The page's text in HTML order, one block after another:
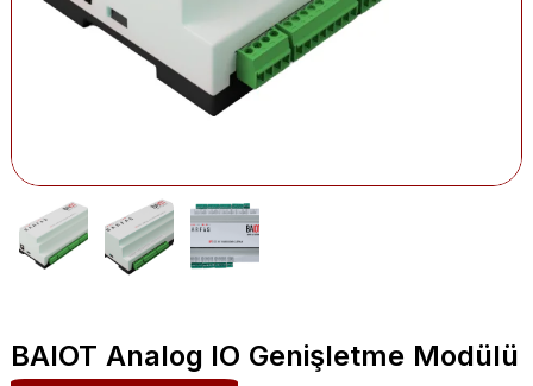
BAIOT Analog IO Genişletme Modülü